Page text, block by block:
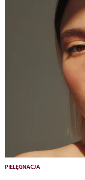
PIELĘGNACJA